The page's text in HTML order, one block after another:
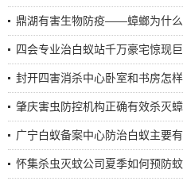
鼎湖有害生物防疫——蟑螂为什么
四会专业治白蚁站千万豪宅惊现
封开四害消杀中心卧室和书房怎
肇庆害虫防控机构正确有效杀灭
广宁白蚁备案中心防治白蚁主要
怀集杀虫灭蚊公司夏季如何预防